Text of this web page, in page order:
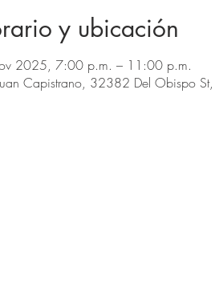
y ubicación
2025, 7:00 p.m. – 11:00 p.m.
Capistrano, 32382 Del Obispo